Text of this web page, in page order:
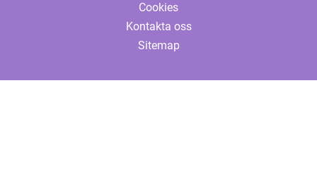
Cookies
Kontakta oss
Sitemap